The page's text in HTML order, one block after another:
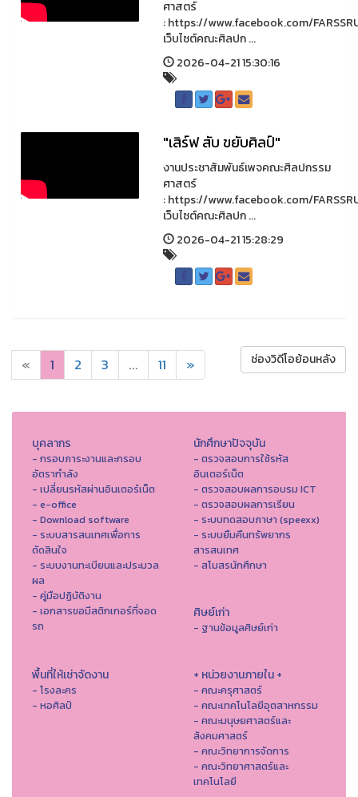
ศาสตร์
: https://www.facebook.com/
เว็บไซต์คณะศิลปก ...
2026-04-21 15:30:16
"เสิร์ฟ สับ ขยับศิลป์"
งานประชาสัมพันธ์เพจคณะศิลปกรรม
ศาสตร์
: https://www.facebook.com/
เว็บไซต์คณะศิลปก ...
2026-04-21 15:28:29
« 1 2 3 ... 11 » ช่องวิดีโอย้อนหลัง
บุคลากร
- กรอบภาระงานและกรอบ
อัตรากำลัง
- เปลี่ยนรหัสผ่านอินเตอร์เน็ต
- e-office
- Download software
- ระบบสารสนเทศเพื่อการ
ตัดสินใจ
- ระบบงานทะเบียนและประมวล
ผล
- คู่มือปฏิบัติงาน
- เอกสารขอมีสติกเกอร์ที่จอด
รถ
นักศึกษาปัจจุบัน
- ตรวจสอบการใช้รหัส
อินเตอร์เน็ต
- ตรวจสอบผลการอบรม ICT
- ตรวจสอบผลการเรียน
- ระบบทดสอบภาษา (speexx)
- ระบบยืมคืนทรัพยากร
สารสนเทศ
- สโมสรนักศึกษา
ศิษย์เก่า
- ฐานข้อมูลศิษย์เก่า
พื้นที่ให้เช่าจัดงาน
- โรงละคร
- หอศิลป์
+ หน่วยงานภายใน +
- คณะครุศาสตร์
- คณะเทคโนโลยีอุตสาหกรรม
- คณะมนุษยศาสตร์และ
สังคมศาสตร์
- คณะวิทยาการจัดการ
- คณะวิทยาศาสตร์และ
เทคโนโลยี